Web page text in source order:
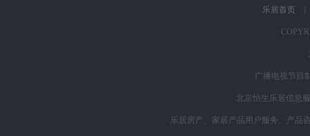
乐居首页
广播电视节目
北京怡生乐居信息
乐居房产、家居产品用户服务、产品